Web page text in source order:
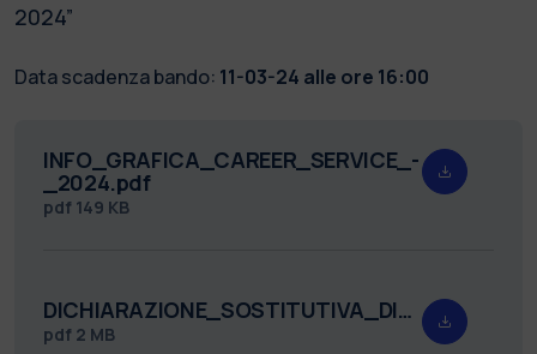
2024”
Data scadenza bando: 11-03-24 alle ore 16:00
INFO_GRAFICA_CAREER_SERVICE_-
_2024.pdf
pdf 149 KB
DICHIARAZIONE_SOSTITUTIVA_DI_ATTO_NOTORIO_v2.pdf
pdf 2 MB